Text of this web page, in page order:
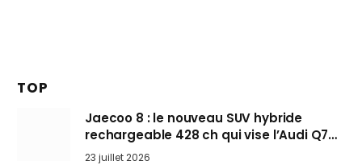
TOP
Jaecoo 8 : le nouveau SUV hybride
rechargeable 428 ch qui vise l’Audi Q7
arrive en Europe cet automne
23 juillet 2026